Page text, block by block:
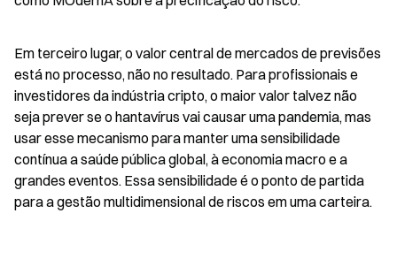
Em terceiro lugar, o valor central de mercados de previsões
está no processo, não no resultado. Para profissionais e
investidores da indústria cripto, o maior valor talvez não
seja prever se o hantavírus vai causar uma pandemia, mas
usar esse mecanismo para manter uma sensibilidade
contínua a saúde pública global, à economia macro e a
grandes eventos. Essa sensibilidade é o ponto de partida
para a gestão multidimensional de riscos em uma carteira.